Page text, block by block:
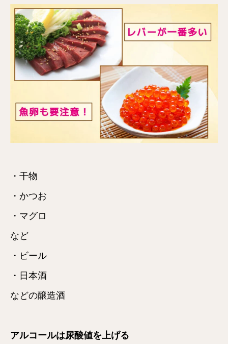
・干物
・かつお
・マグロ
など
・ビール
・日本酒
などの醸造酒
アルコールは尿酸値を上げる